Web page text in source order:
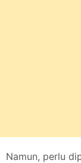
Namun, perlu